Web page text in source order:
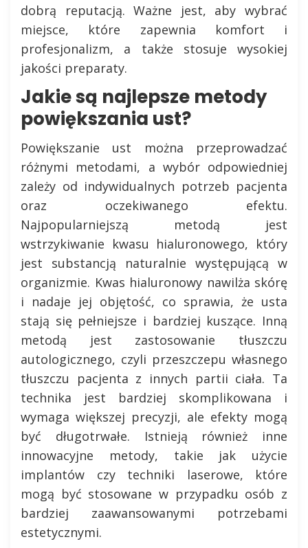
dobrą reputacją. Ważne jest, aby wybrać
miejsce, które zapewnia komfort i
profesjonalizm, a także stosuje wysokiej
jakości preparaty.
Jakie są najlepsze metody
powiększania ust?
Powiększanie ust można przeprowadzać
różnymi metodami, a wybór odpowiedniej
zależy od indywidualnych potrzeb pacjenta
oraz oczekiwanego efektu.
Najpopularniejszą metodą jest
wstrzykiwanie kwasu hialuronowego, który
jest substancją naturalnie występującą w
organizmie. Kwas hialuronowy nawilża skórę
i nadaje jej objętość, co sprawia, że usta
stają się pełniejsze i bardziej kuszące. Inną
metodą jest zastosowanie tłuszczu
autologicznego, czyli przeszczepu własnego
tłuszczu pacjenta z innych partii ciała. Ta
technika jest bardziej skomplikowana i
wymaga większej precyzji, ale efekty mogą
być długotrwałe. Istnieją również inne
innowacyjne metody, takie jak użycie
implantów czy techniki laserowe, które
mogą być stosowane w przypadku osób z
bardziej zaawansowanymi potrzebami
estetycznymi.